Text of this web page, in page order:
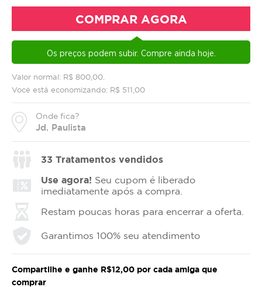
Valor normal: R$ 800,00.
Você está economizando: R$ 511,00
Onde fica?
Jd. Paulista
COMPRAR AGORA
Os preços podem subir. Compre ainda hoje.
33 Tratamentos vendidos
Use agora! Seu cupom é liberado
imediatamente após a compra.
Restam poucas horas para encerrar a oferta.
Garantimos 100% seu atendimento
Compartilhe e ganhe R$12,00 por cada amiga que
comprar